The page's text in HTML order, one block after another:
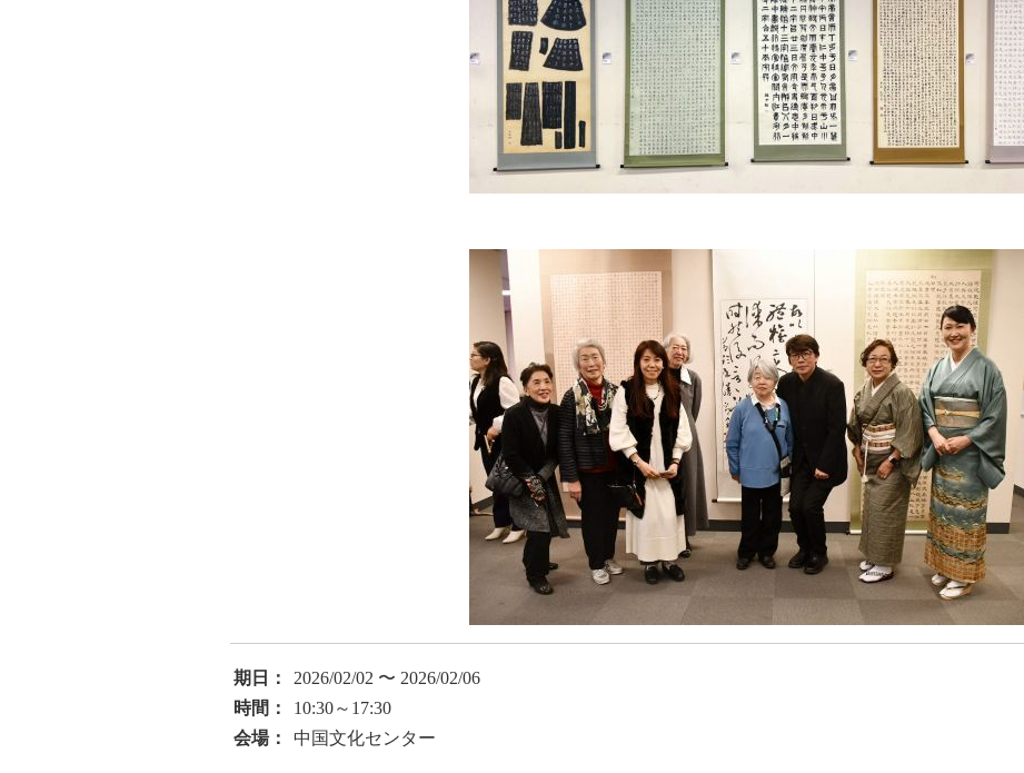
期日：
2026/02/02 〜 2026/02/06
時間：
10:30～17:30
会場：
中国文化センター